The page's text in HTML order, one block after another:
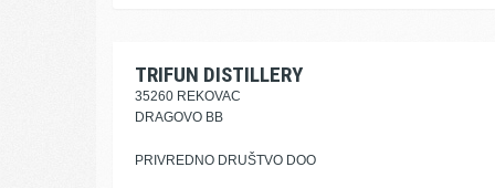
TRIFUN DISTILLERY
35260 REKOVAC
DRAGOVO BB
PRIVREDNO DRUŠTVO DOO